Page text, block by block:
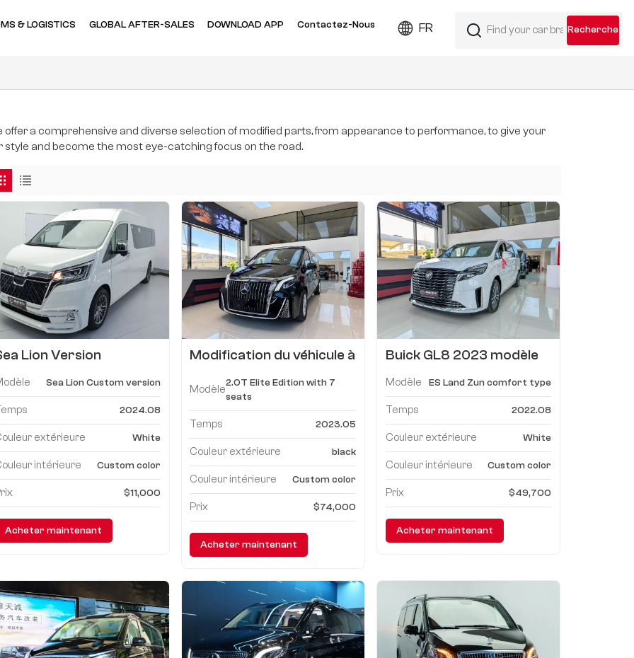
FR
& LOGISTICS GLOBAL AFTER-SALES DOWNLOAD APP Contactez-Nous
offer a comprehensive and diverse selection of modified parts, from appearance to performance, to give your
style and become the most eye-catching focus on the road.
Lion Version
Sea Lion Custom version
2024.08
extérieure White
intérieure Custom color
$11,000
Acheter maintenant
Modification du véhicule à
Benz Vito
Modèle
2.0T Elite Edition with 7
seats
Temps 2023.05
Couleur extérieure black
Couleur intérieure Custom color
Prix $74,000
Acheter maintenant
Buick GL8 2023 modèle
Modèle ES Land Zun comfort type
Temps 2022.08
Couleur extérieure White
Couleur intérieure Custom color
Prix $49,700
Acheter maintenant